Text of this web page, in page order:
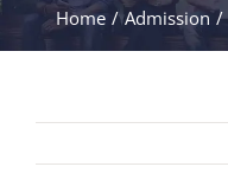
Home Admission